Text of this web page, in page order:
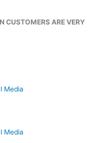
CUSTOMERS ARE VERY
Media
Media